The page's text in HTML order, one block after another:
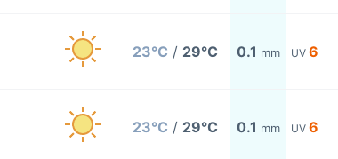
23°C / 29°C 0.1 mm UV 6
23°C / 29°C 0.1 mm UV 6